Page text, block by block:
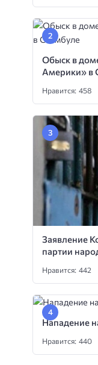
Обыск в
Америки» в
Нравится: 458
Заявление
партии
Нравится: 442
Нападение
Нравится: 440